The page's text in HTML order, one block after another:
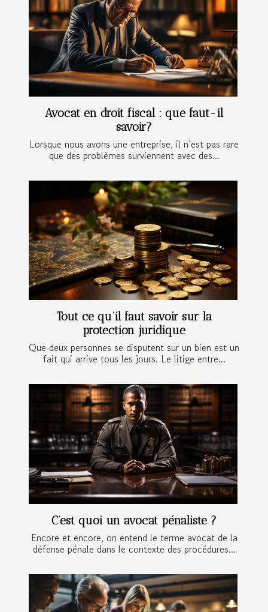
Avocat en droit fiscal : que faut-il
savoir?
Lorsque nous avons une entreprise, il n’est pas rare
que des problèmes surviennent avec des...
Tout ce qu’il faut savoir sur la
protection juridique
Que deux personnes se disputent sur un bien est un
fait qui arrive tous les jours. Le litige entre...
C’est quoi un avocat pénaliste ?
Encore et encore, on entend le terme avocat de la
défense pénale dans le contexte des procédures...